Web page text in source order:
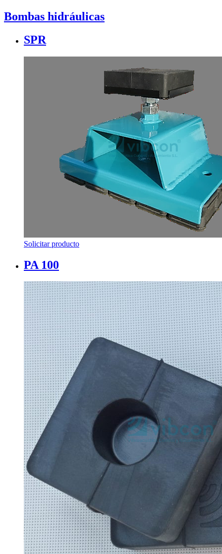
Bombas hidráulicas
SPR
Solicitar producto
PA 100